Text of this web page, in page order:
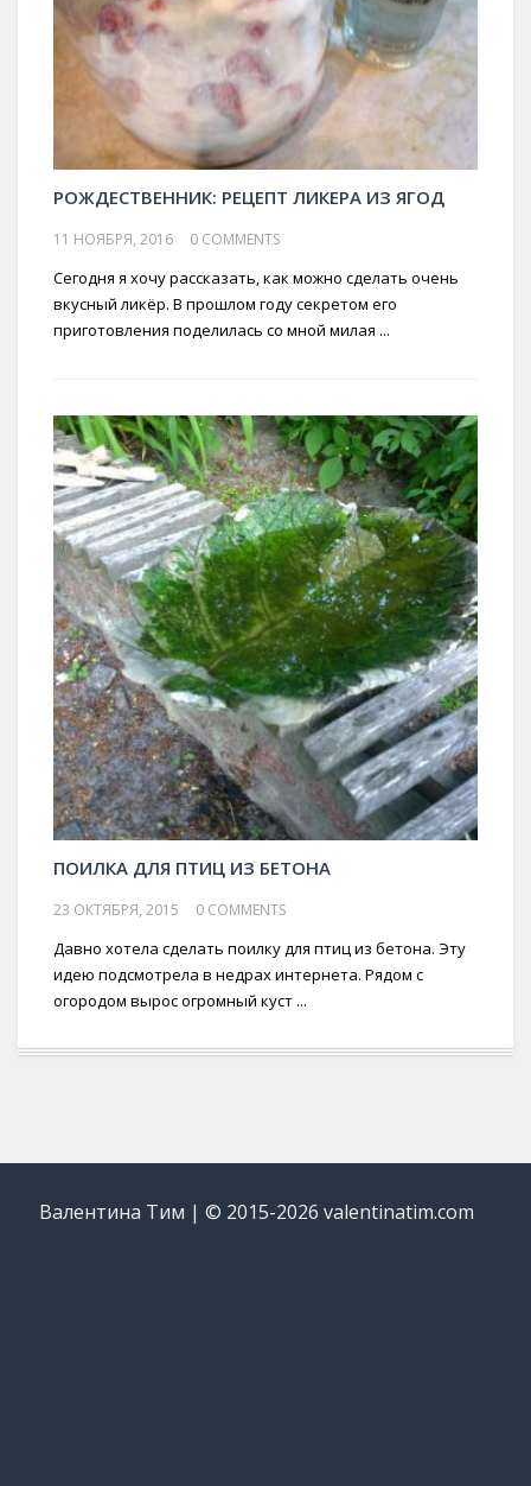
РОЖДЕСТВЕННИК: РЕЦЕПТ ЛИКЕРА ИЗ ЯГОД
11 НОЯБРЯ, 2016 0 COMMENTS
Сегодня я хочу рассказать, как можно сделать очень
вкусный ликёр. В прошлом году секретом его
приготовления поделилась со мной милая ...
ПОИЛКА ДЛЯ ПТИЦ ИЗ БЕТОНА
23 ОКТЯБРЯ, 2015 0 COMMENTS
Давно хотела сделать поилку для птиц из бетона. Эту
идею подсмотрела в недрах интернета. Рядом с
огородом вырос огромный куст ...
Валентина Тим | © 2015-2026 valentinatim.com